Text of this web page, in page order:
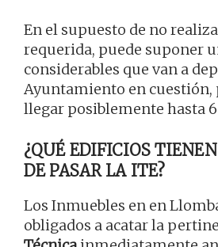
En el supuesto de no
requerida, puede suponer
considerables que van a
Ayuntamiento en cuestión,
llegar posiblemente hasta
¿QUÉ EDIFICIOS
DE PASAR LA ITE?
Los Inmuebles en en
obligados a acatar la